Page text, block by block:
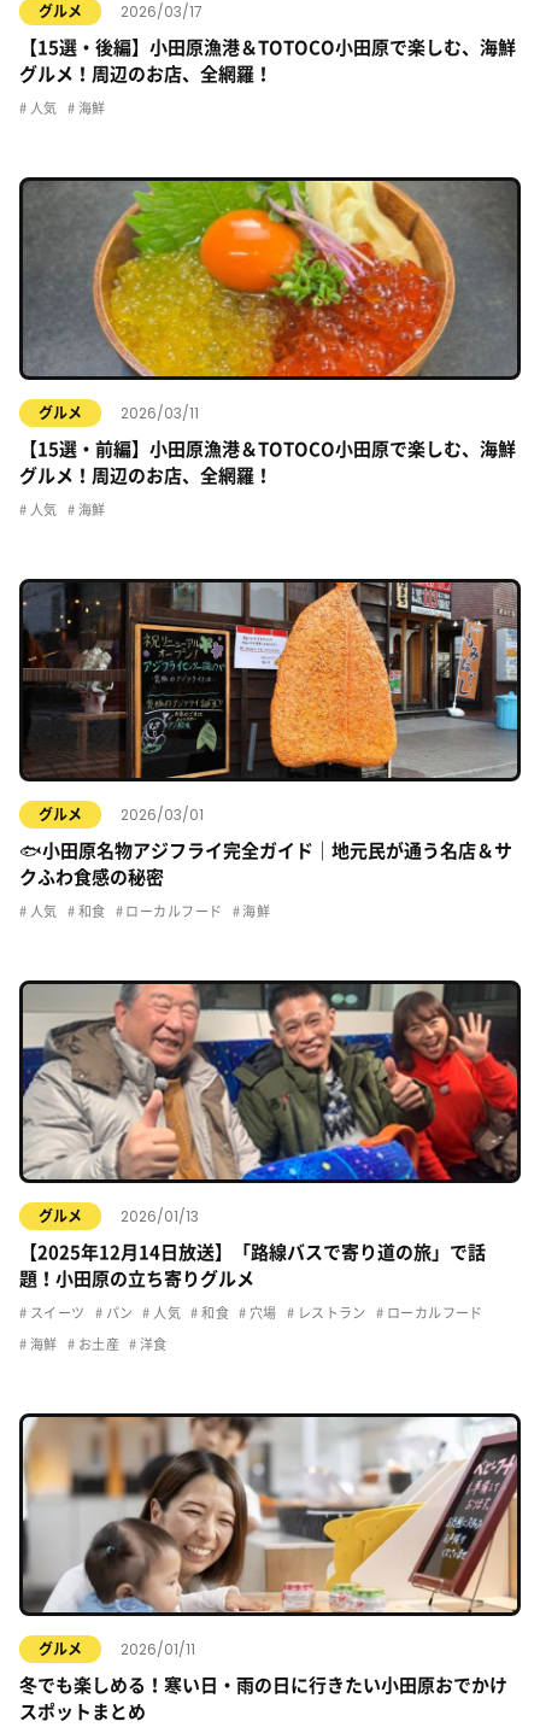
グルメ 2026/03/17
【15選・後編】小田原漁港＆TOTOCO小田原で楽しむ、海鮮
グルメ！周辺のお店、全網羅！
人気 海鮮
グルメ 2026/03/11
【15選・前編】小田原漁港＆TOTOCO小田原で楽しむ、海鮮
グルメ！周辺のお店、全網羅！
人気 海鮮
グルメ 2026/03/01
🐟小田原名物アジフライ完全ガイド｜地元民が通う名店＆サ
クふわ食感の秘密
人気 和食 ローカルフード 海鮮
グルメ 2026/01/13
【2025年12月14日放送】「路線バスで寄り道の旅」で話
題！小田原の立ち寄りグルメ
スイーツ パン 人気 和食 穴場 レストラン ローカルフード
海鮮 お土産 洋食
グルメ 2026/01/11
冬でも楽しめる！寒い日・雨の日に行きたい小田原おでかけ
スポットまとめ